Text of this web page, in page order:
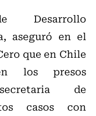
Desarrollo
aseguró en el
que en Chile
los presos
de
casos con